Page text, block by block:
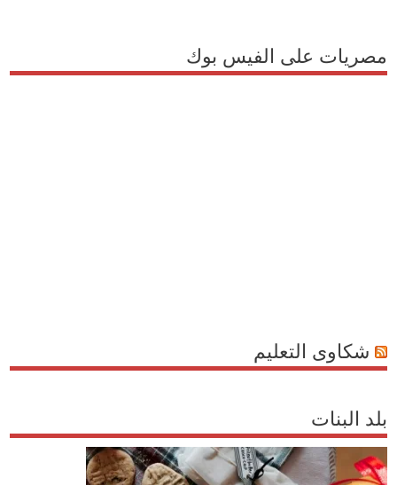
مصريات على الفيس بوك
شكاوى التعليم
بلد البنات